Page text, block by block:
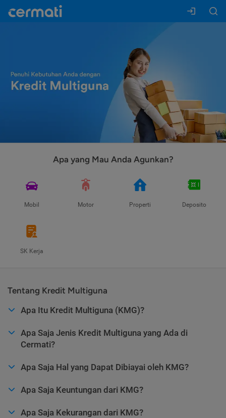
Apa yang Mau Anda Agunkan?
Mobil Motor Properti Deposito
SK Kerja
Tentang Kredit Multiguna
Apa Itu Kredit Multiguna (KMG)?
Apa Saja Jenis Kredit Multiguna yang Ada di
Cermati?
Apa Saja Hal yang Dapat Dibiayai oleh KMG?
Apa Saja Keuntungan dari KMG?
Apa Saja Kekurangan dari KMG?